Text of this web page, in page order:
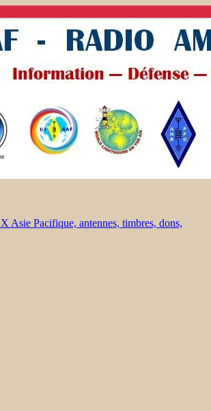
Asie Pacifique, antennes, timbres, dons,